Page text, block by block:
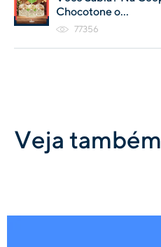
Chocotone o...
77356
Veja também